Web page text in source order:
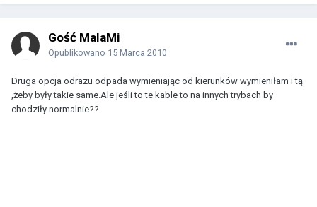
Gość MalaMi
Opublikowano 15 Marca 2010
Druga opcja odrazu odpada wymieniając od kierunków wymieniłam i tą
,żeby były takie same.Ale jeśli to te kable to na innych trybach by
chodziły normalnie??